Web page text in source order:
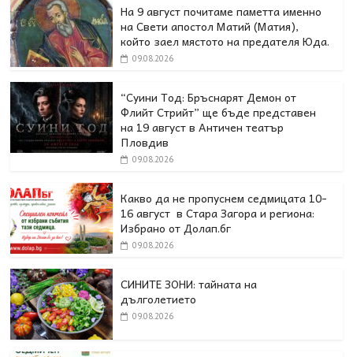
На 9 август почитаме паметта именно
на Свети апостол Матий (Матия),
който заел мястото на предателя Юда.
09.08.2026
“Суини Тод: Бръснарят Демон от
Флийт Стрийт” ще бъде представен
на 19 август в Античен театър
Пловдив
09.08.2026
Какво да не пропуснем седмицата 10-
16 август в Стара Загора и региона:
Избрано от Долап.бг
09.08.2026
СИНИТЕ ЗОНИ: тайната на
дълголетието
09.08.2026